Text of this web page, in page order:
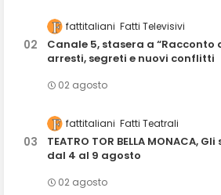
fattitaliani Fatti Televisivi
Canale 5, stasera a “Racconto
arresti, segreti e nuovi conflitti
02 agosto
fattitaliani Fatti Teatrali
TEATRO TOR BELLA MONACA,
dal 4 al 9 agosto
02 agosto